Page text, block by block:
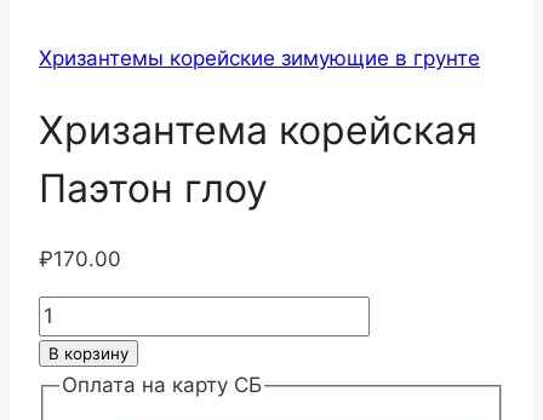
Хризантемы корейские зимующие в грунте
Хризантема корейская
Паэтон глоу
₽170.00
Количество
товара
Хризантема
В корзину
Оплата на карту СБ